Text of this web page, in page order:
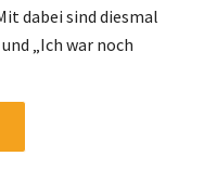
dabei sind diesmal
„Ich war noch